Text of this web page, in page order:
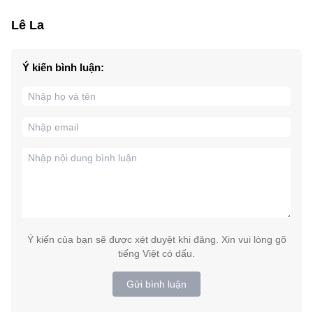
Lê La
Ý kiến bình luận:
Ý kiến của bạn sẽ được xét duyệt khi đăng. Xin vui lòng gõ
tiếng Việt có dấu.
Gửi bình luận